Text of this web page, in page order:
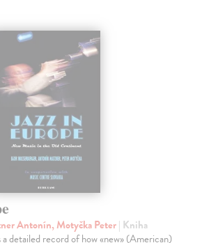
Antonín, Motyčka Peter| Kniha
a detailed record of how «new» (American)